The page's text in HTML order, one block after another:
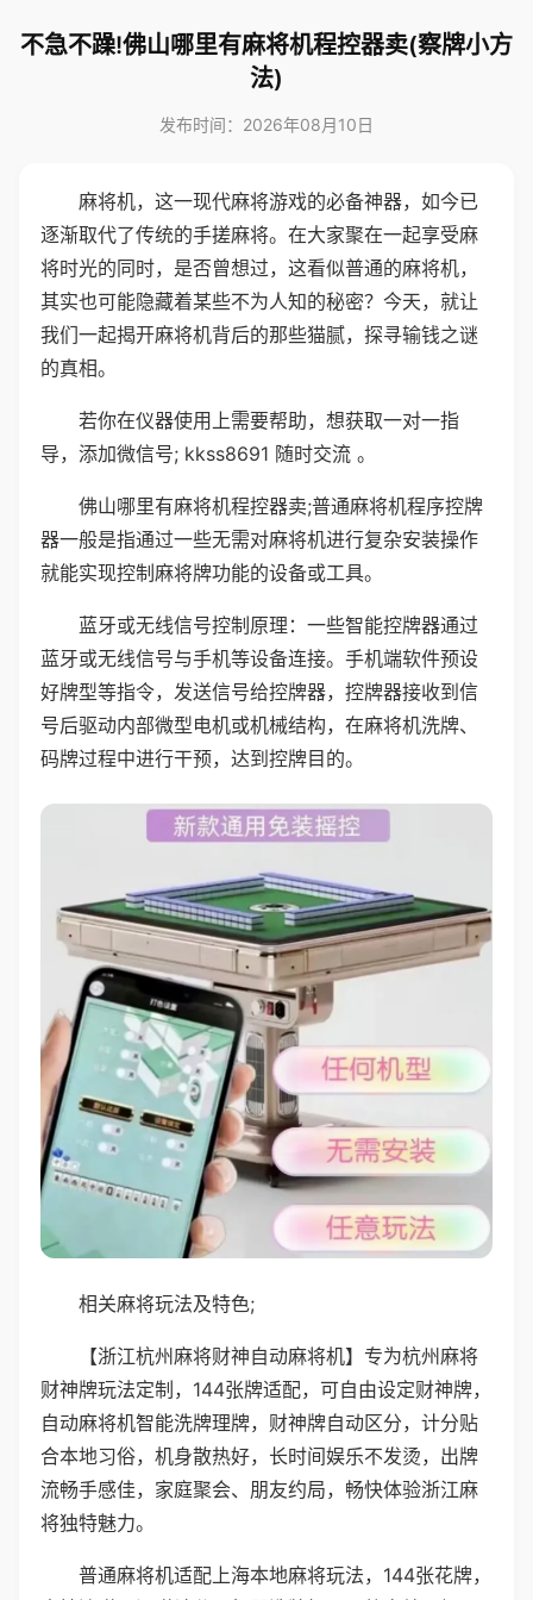
不急不躁!佛山哪里有麻将机程控器卖(察牌小方
法)
发布时间：2026年08月10日
麻将机，这一现代麻将游戏的必备神器，如今已
逐渐取代了传统的手搓麻将。在大家聚在一起享受麻
将时光的同时，是否曾想过，这看似普通的麻将机，
其实也可能隐藏着某些不为人知的秘密？今天，就让
我们一起揭开麻将机背后的那些猫腻，探寻输钱之谜
的真相。
若你在仪器使用上需要帮助，想获取一对一指
导，添加微信号; kkss8691 随时交流 。
佛山哪里有麻将机程控器卖;普通麻将机程序控牌
器一般是指通过一些无需对麻将机进行复杂安装操作
就能实现控制麻将牌功能的设备或工具。
蓝牙或无线信号控制原理：一些智能控牌器通过
蓝牙或无线信号与手机等设备连接。手机端软件预设
好牌型等指令，发送信号给控牌器，控牌器接收到信
号后驱动内部微型电机或机械结构，在麻将机洗牌、
码牌过程中进行干预，达到控牌目的。
相关麻将玩法及特色;
【浙江杭州麻将财神自动麻将机】专为杭州麻将
财神牌玩法定制，144张牌适配，可自由设定财神牌，
自动麻将机智能洗牌理牌，财神牌自动区分，计分贴
合本地习俗，机身散热好，长时间娱乐不发烫，出牌
流畅手感佳，家庭聚会、朋友约局，畅快体验浙江麻
将独特魅力。
普通麻将机适配上海本地麻将玩法，144张花牌，